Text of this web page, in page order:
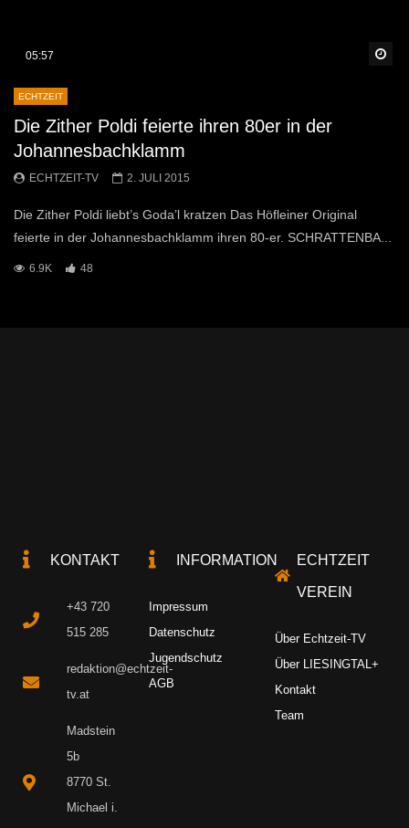
05:57
ECHTZEIT
Die Zither Poldi feierte ihren 80er in der
Johannesbachklamm
ECHTZEIT-TV 2. JULI 2015
Die Zither Poldi liebt’s Goda’l kratzen Das Höfleiner Original
feierte in der Johannesbachklamm ihren 80-er. SCHRATTENBA...
6.9K 48
KONTAKT
+43 720
515 285
redaktion@echtzeit-
tv.at
Madstein
5b
8770 St.
Michael i.
INFORMATION
Impressum
Datenschutz
Jugendschutz
AGB
ECHTZEIT
VEREIN
Über Echtzeit-TV
Über LIESINGTAL+
Kontakt
Team